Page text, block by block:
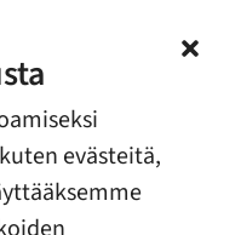
evästeitä,
arjesta